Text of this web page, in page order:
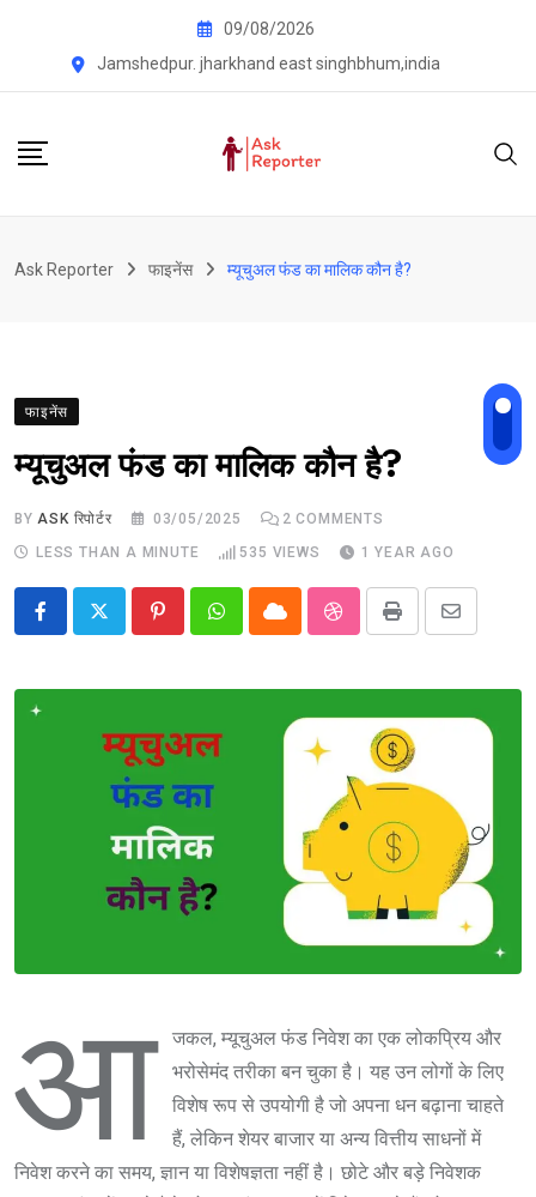
09/08/2026
Jamshedpur. jharkhand east singhbhum,india
Ask Reporter फाइनेंस म्यूचुअल फंड का मालिक कौन है?
फाइनेंस
म्यूचुअल फंड का मालिक कौन है?
BY ASK रिपोर्टर 03/05/2025 2 COMMENTS
LESS THAN A MINUTE
535 VIEWS 1 YEAR AGO
PinterestWhatsappCloud StumbleUpon
Print
Share
Email
आ
जकल, म्यूचुअल फंड निवेश का एक लोकप्रिय और
भरोसेमंद तरीका बन चुका है। यह उन लोगों के लिए
विशेष रूप से उपयोगी है जो अपना धन बढ़ाना चाहते
हैं, लेकिन शेयर बाजार या अन्य वित्तीय साधनों में
निवेश करने का समय, ज्ञान या विशेषज्ञता नहीं है। छोटे और बड़े निवेशक